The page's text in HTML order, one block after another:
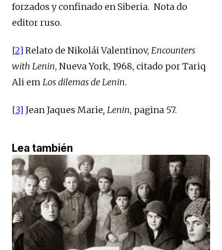
forzados y confinado en Siberia. Nota do
editor ruso.
[2] Relato de Nikolái Valentinov, Encounters
with Lenin, Nueva York, 1968, citado por Tariq
Ali em Los dilemas de Lenin.
[3] Jean Jaques Marie, Lenin, pagina 57.
Lea también